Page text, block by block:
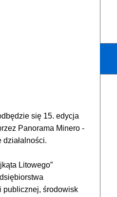
się 15. edycja
Panorama Minero -
Litowego”
publicznej, środowisk